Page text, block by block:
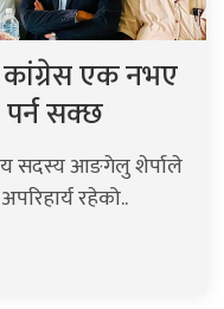
एक नभए
सक्छ
सदस्य आङगेलु शेर्पाले
रहेको..